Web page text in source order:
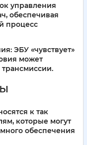
управления
обеспечивая
процесс
ЭБУ «чувствует»
может
к так
которые могут
обеспечения